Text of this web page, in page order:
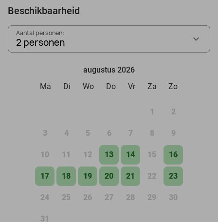
Beschikbaarheid
Aantal personen:
2 personen
augustus 2026
Ma
Di Wo Do Vr Za Zo
1 2
3 4 5 6 7 8 9
10 11 12 13 14 15 16
17 18 19 20 21 22 23
24 25 26 27 28 29 30
31